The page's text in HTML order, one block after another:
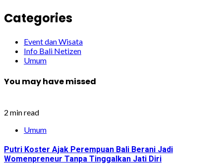
Categories
Event dan Wisata
Info Bali Netizen
Umum
You may have missed
2 min read
Umum
Putri Koster Ajak Perempuan Bali Berani Jadi
Womenpreneur Tanpa Tinggalkan Jati Diri